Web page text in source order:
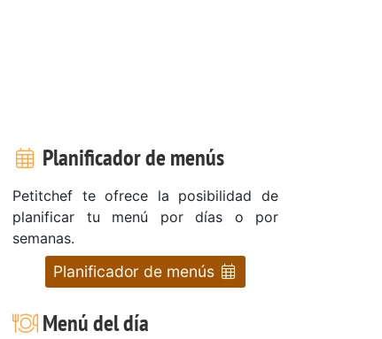
Planificador de menús
Petitchef te ofrece la posibilidad de
planificar tu menú por días o por
semanas.
Planificador de menús
Menú del día